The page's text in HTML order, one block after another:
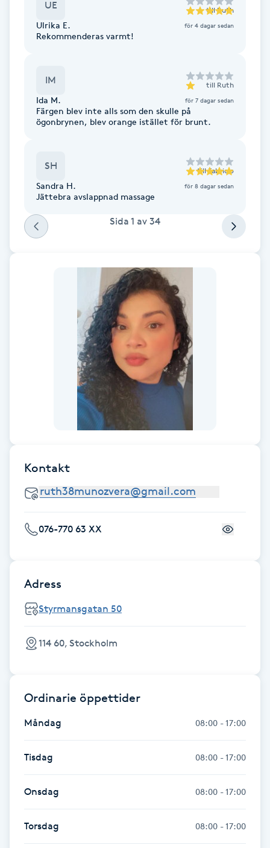
Fotsvamp
Fransborttagning
Fransförlängning
Fransförlängning Megavolym
Fransförlängning Volym
Friskvårdsmassage
Funktionsanalys
Gel naglar
Gelenaglar
Gellack
Gellack med förstärkning
UE till Ruth
Ulrika E. för 4 dagar sedan
Rekommenderas varmt!
IM till Ruth
Ida M. för 7 dagar sedan
Färgen blev inte alls som den skulle på
ögonbrynen, blev orange istället för brunt.
SH till Fabricio
Sandra H. för 8 dagar sedan
Jättebra avslappnad massage
Sida 1 av 34
Kontakt
076-770 63 XX
Adress
Styrmansgatan 50
114 60, Stockholm
Ordinarie öppettider
Måndag 08:00 - 17:00
Tisdag 08:00 - 17:00
Onsdag 08:00 - 17:00
Torsdag 08:00 - 17:00